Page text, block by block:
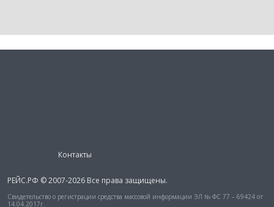
Контакты
РЕЙС.РФ © 2007-2026 Все права защищены.
Свидетельство о регистрации средства массовой информации ЭЛ № ФС 77 – 69424 от
14.04.2017г.